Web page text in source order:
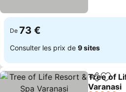
De 73 €
Consulter les prix de 9 sites
Partager
Tree of
Varanasi